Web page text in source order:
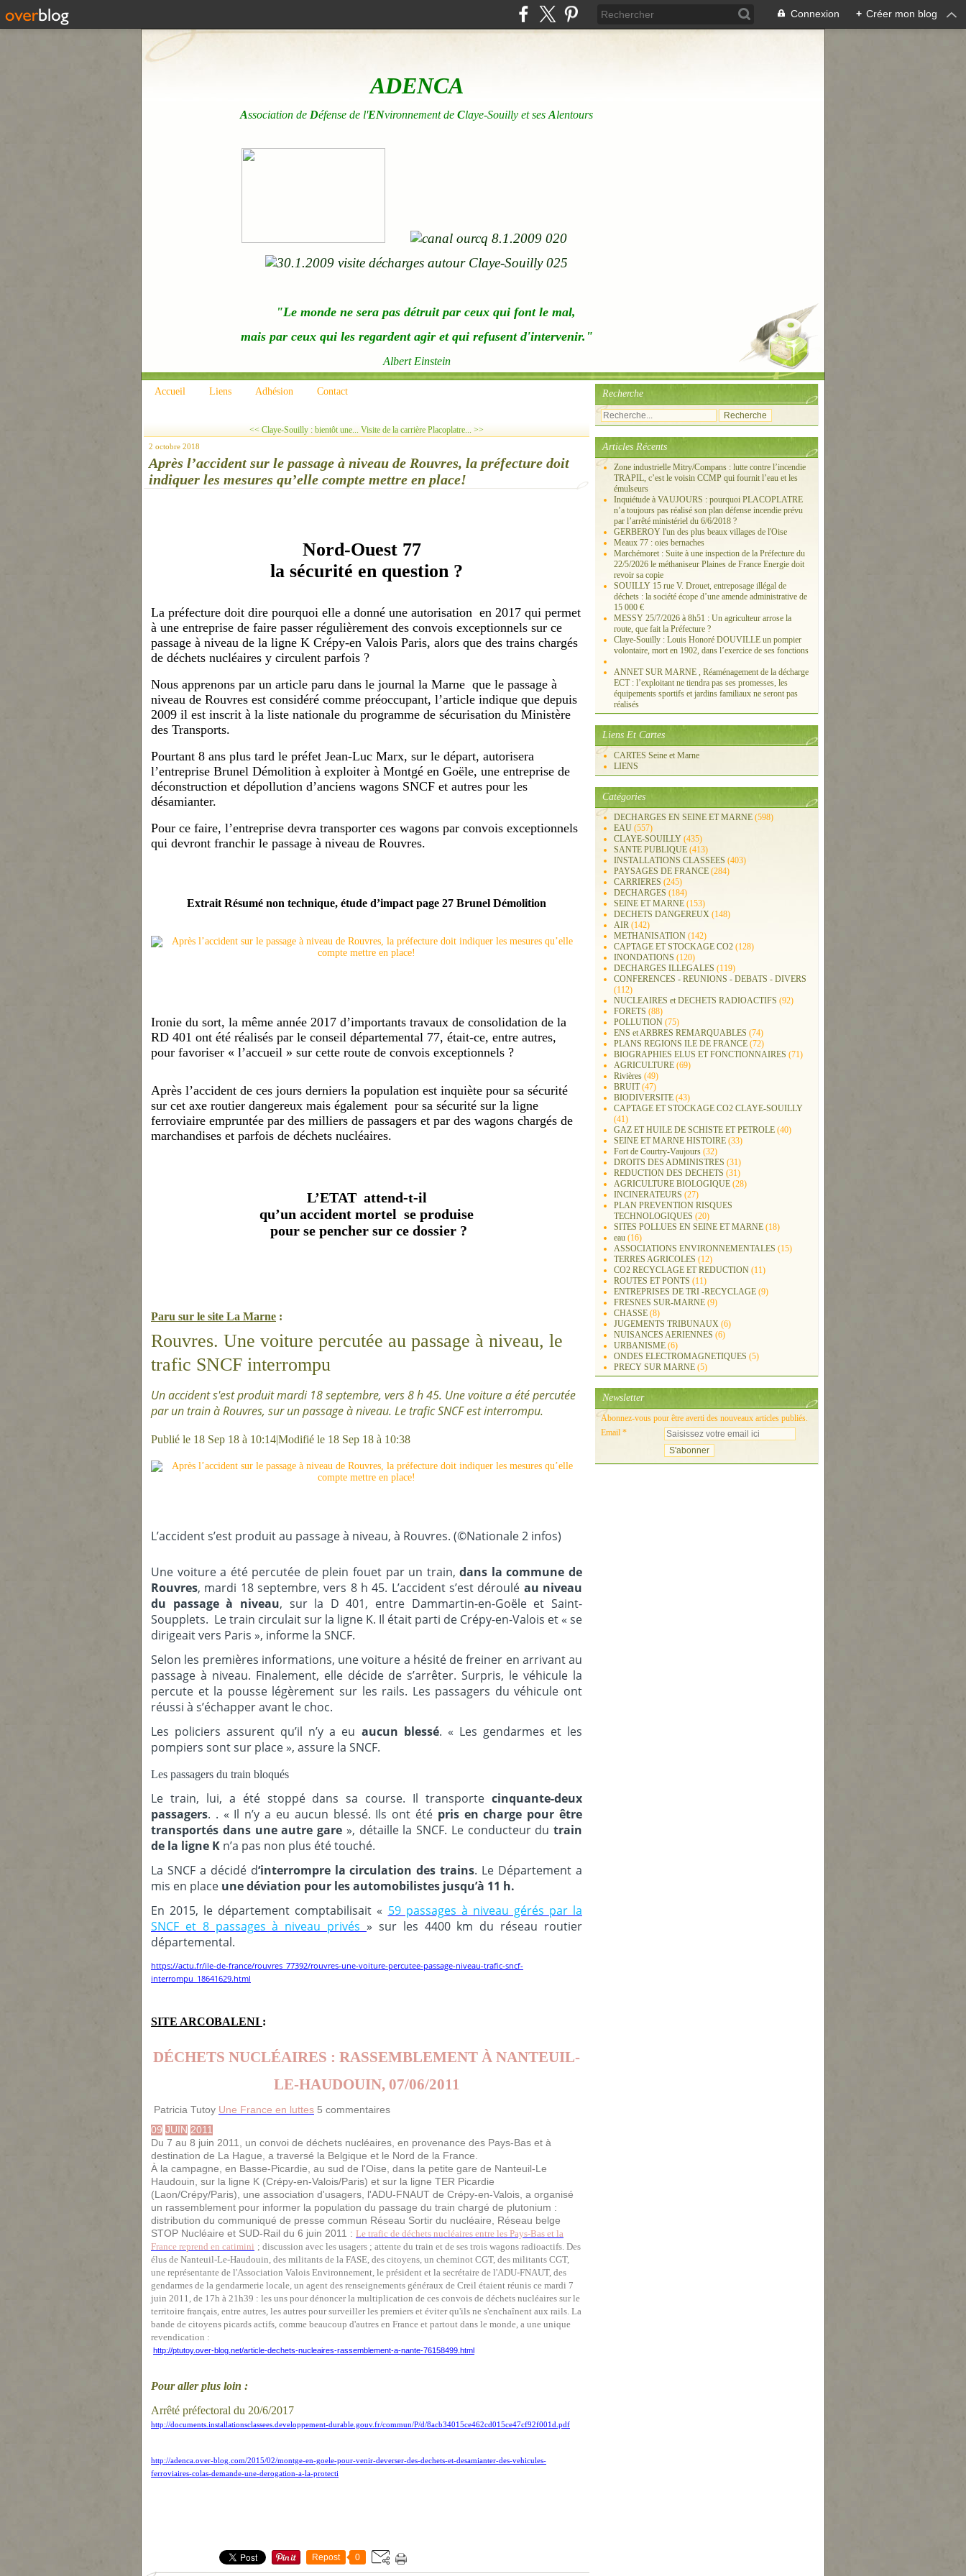
Connexion + Créer mon blog
ADENCA
Association de Défense de l'ENvironnement de Claye-Souilly et ses Alentours
"Le monde ne sera pas détruit par ceux qui font le mal,
mais par ceux qui les regardent agir et qui refusent d'intervenir."
Albert Einstein
Accueil Liens Adhésion Contact
<< Claye-Souilly : bientôt une... Visite de la carrière Placoplatre... >>
2 octobre 2018
Après l’accident sur le passage à niveau de Rouvres, la préfecture doit
indiquer les mesures qu’elle compte mettre en place!
Nord-Ouest 77
la sécurité en question ?
La préfecture doit dire pourquoi elle a donné une autorisation en 2017 qui permet
à une entreprise de faire passer régulièrement des convois exceptionnels sur ce
passage à niveau de la ligne K Crépy-en Valois Paris, alors que des trains chargés
de déchets nucléaires y circulent parfois ?
Nous apprenons par un article paru dans le journal la Marne que le passage à
niveau de Rouvres est considéré comme préoccupant, l’article indique que depuis
2009 il est inscrit à la liste nationale du programme de sécurisation du Ministère
des Transports.
Pourtant 8 ans plus tard le préfet Jean-Luc Marx, sur le départ, autorisera
l’entreprise Brunel Démolition à exploiter à Montgé en Goële, une entreprise de
déconstruction et dépollution d’anciens wagons SNCF et autres pour les
désamianter.
Pour ce faire, l’entreprise devra transporter ces wagons par convois exceptionnels
qui devront franchir le passage à niveau de Rouvres.
Extrait Résumé non technique, étude d’impact page 27 Brunel Démolition
Ironie du sort, la même année 2017 d’importants travaux de consolidation de la
RD 401 ont été réalisés par le conseil départemental 77, était-ce, entre autres,
pour favoriser « l’accueil » sur cette route de convois exceptionnels ?
Après l’accident de ces jours derniers la population est inquiète pour sa sécurité
sur cet axe routier dangereux mais également pour sa sécurité sur la ligne
ferroviaire empruntée par des milliers de passagers et par des wagons chargés de
marchandises et parfois de déchets nucléaires.
L’ETAT attend-t-il
qu’un accident mortel se produise
pour se pencher sur ce dossier ?
Paru sur le site La Marne :
Rouvres. Une voiture percutée au passage à niveau, le
trafic SNCF interrompu
Un accident s'est produit mardi 18 septembre, vers 8 h 45. Unevoiture a été percutée
par un train à Rouvres, sur un passage à niveau. Le trafic SNCF est interrompu.
Publié le 18 Sep 18 à 10:14|Modifié le 18 Sep 18 à 10:38
L’accident s’est produit au passage à niveau, à Rouvres. (©Nationale 2 infos)
Une voiture a été percutée de plein fouet par un train,dans la commune de
Rouvres, mardi 18 septembre, vers 8 h 45. L’accident s’est déroulé au niveau
du passage à niveau, sur la D 401, entre Dammartin-en-Goële et Saint-
Soupplets. Le train circulait sur la ligne K. Il était parti de Crépy-en-Valois et « se
dirigeait vers Paris », informe la SNCF.
Selon les premières informations, unevoiture a hésité de freiner en arrivant au
passage à niveau. Finalement, elle décide de s’arrêter. Surpris, le véhicule la
percute et la pousse légèrement sur les rails. Les passagers du véhicule ont
réussi à s’échapper avant le choc.
Les policiers assurent qu’il n’y a eu aucun blessé. « Les gendarmes et les
pompiers sont sur place », assure la SNCF.
Les passagers du train bloqués
Le train, lui, a été stoppé dans sa course. Il transporte cinquante-deux
passagers. . « Il n’y a eu aucun blessé. Ils ont été pris en charge pour être
transportés dans uneautre gare », détaille la SNCF. Le conducteur du train
de la ligne K n’a pas non plus été touché.
La SNCF a décidé d‘interrompre la circulation des trains. Le Département a
mis en place unedéviation pour les automobilistes jusqu’à 11 h.
En 2015, le département comptabilisait « 59 passages à niveau gérés par la
SNCF et 8 passages à niveau privés » sur les 4400 km du réseau routier
départemental.
https://actu.fr/ile-de-france/rouvres_77392/rouvres-une-voiture-percutee-passage-niveau-trafic-sncf-
interrompu_18641629.html
SITE ARCOBALENI :
DÉCHETS NUCLÉAIRES : RASSEMBLEMENT À NANTEUIL-
LE-HAUDOUIN, 07/06/2011
Patricia Tutoy Une France en luttes 5 commentaires
09 JUIN 2011
Du 7 au 8 juin 2011, un convoi de déchets nucléaires, en provenance des Pays-Bas et à
destination de La Hague, a traversé la Belgique et le Nord de la France.
À la campagne, en Basse-Picardie, au sud de l'Oise, dans la petite gare de Nanteuil-Le
Haudouin, sur la ligne K (Crépy-en-Valois/Paris) et sur la ligne TER Picardie
(Laon/Crépy/Paris), une association d'usagers, l'ADU-FNAUT de Crépy-en-Valois, a organisé
un rassemblement pour informer la population du passage du train chargé de plutonium :
distribution du communiqué de presse commun Réseau Sortir du nucléaire, Réseau belge
STOP Nucléaire et SUD-Rail du 6 juin 2011 : Le trafic de déchets nucléaires entre les Pays-Bas et la
France reprend en catimini ; discussion avec les usagers ; attente du train et de ses trois wagons radioactifs. Des
élus de Nanteuil-Le-Haudouin, des militants de la FASE, des citoyens, un cheminot CGT, des militants CGT,
une représentante de l'Association Valois Environnement, le président et la secrétaire de l'ADU-FNAUT, des
gendarmes de la gendarmerie locale, un agent des renseignements généraux de Creil étaient réunis ce mardi 7
juin 2011, de 17h à 21h39 : les uns pour dénoncer la multiplication de ces convois de déchets nucléaires sur le
territoire français, entre autres, les autres pour surveiller les premiers et éviter qu'ils ne s'enchaînent aux rails. La
bande de citoyens picards actifs, comme beaucoup d'autres en France et partout dans le monde, a une unique
revendication :
http://ptutoy.over-blog.net/article-dechets-nucleaires-rassemblement-a-nante-76158499.html
Pour aller plus loin :
Arrêté préfectoral du 20/6/2017
http://documents.installationsclassees.developpement-durable.gouv.fr/commun/P/d/8acb34015ce462cd015ce47cf92f001d.pdf
http://adenca.over-blog.com/2015/02/montge-en-goele-pour-venir-deverser-des-dechets-et-desamianter-des-vehicules-
ferroviaires-colas-demande-une-derogation-a-la-protecti
Repost 0
Recherche
Articles Récents
Zone industrielle Mitry/Compans : lutte contre l’incendie
TRAPIL, c’est le voisin CCMP qui fournit l’eau et les
émulseurs
Inquiétude à VAUJOURS : pourquoi PLACOPLATRE
n’a toujours pas réalisé son plan défense incendie prévu
par l’arrêté ministériel du 6/6/2018 ?
GERBEROY l'un des plus beaux villages de l'Oise
Meaux 77 : oies bernaches
Marchémoret : Suite à une inspection de la Préfecture du
22/5/2026 le méthaniseur Plaines de France Energie doit
revoir sa copie
SOUILLY 15 rue V. Drouet, entreposage illégal de
déchets : la société écope d’une amende administrative de
15 000 €
MESSY 25/7/2026 à 8h51 : Un agriculteur arrose la
route, que fait la Préfecture ?
Claye-Souilly : Louis Honoré DOUVILLE un pompier
volontaire, mort en 1902, dans l’exercice de ses fonctions
ANNET SUR MARNE , Réaménagement de la décharge
ECT : l’exploitant ne tiendra pas ses promesses, les
équipements sportifs et jardins familiaux ne seront pas
réalisés
Liens Et Cartes
CARTES Seine et Marne
LIENS
Catégories
DECHARGES EN SEINE ET MARNE (598)
EAU (557)
CLAYE-SOUILLY (435)
SANTE PUBLIQUE (413)
INSTALLATIONS CLASSEES (403)
PAYSAGES DE FRANCE (284)
CARRIERES (245)
DECHARGES (184)
SEINE ET MARNE (153)
DECHETS DANGEREUX (148)
AIR (142)
METHANISATION (142)
CAPTAGE ET STOCKAGE CO2 (128)
INONDATIONS (120)
DECHARGES ILLEGALES (119)
CONFERENCES - REUNIONS - DEBATS - DIVERS
(112)
NUCLEAIRES et DECHETS RADIOACTIFS (92)
FORETS (88)
POLLUTION (75)
ENS et ARBRES REMARQUABLES (74)
PLANS REGIONS ILE DE FRANCE (72)
BIOGRAPHIES ELUS ET FONCTIONNAIRES (71)
AGRICULTURE (69)
Rivières (49)
BRUIT(47)
BIODIVERSITE (43)
CAPTAGE ET STOCKAGE CO2 CLAYE-SOUILLY
(41)
GAZ ET HUILE DE SCHISTE ET PETROLE (40)
SEINE ET MARNE HISTOIRE (33)
Fort de Courtry-Vaujours (32)
DROITS DES ADMINISTRES (31)
REDUCTION DES DECHETS (31)
AGRICULTURE BIOLOGIQUE (28)
INCINERATEURS (27)
PLAN PREVENTION RISQUES
TECHNOLOGIQUES (20)
SITES POLLUES EN SEINE ET MARNE (18)
eau (16)
ASSOCIATIONS ENVIRONNEMENTALES (15)
TERRES AGRICOLES (12)
CO2 RECYCLAGE ET REDUCTION (11)
ROUTES ET PONTS (11)
ENTREPRISES DE TRI -RECYCLAGE (9)
FRESNES SUR-MARNE (9)
CHASSE (8)
JUGEMENTS TRIBUNAUX (6)
NUISANCES AERIENNES (6)
URBANISME (6)
ONDES ELECTROMAGNETIQUES (5)
PRECY SUR MARNE (5)
Newsletter
Abonnez-vous pour être averti des nouveaux articles publiés.
Email